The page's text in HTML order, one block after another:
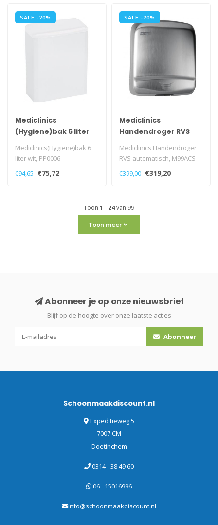
SALE -20%
Mediclinics
(Hygiene)bak 6 liter
gesloten wit
Mediclinics(Hygiene)bak 6
liter wit, PP0006
€94,65 €75,72
SALE -20%
Mediclinics
Handendroger RVS
automatisch
Mediclinics Handendroger
RVS automatisch, M99ACS
€399,00 €319,20
Toon 1 - 24van 99
Toon meer
Abonneer je op onze nieuwsbrief
Blijf op de hoogte over onze laatste acties
Abonneer
Schoonmaakdiscount.nl
Expeditieweg 5
7007 CM
Doetinchem
0314 - 38 49 60
06 - 15016996
info@schoonmaakdiscount.nl